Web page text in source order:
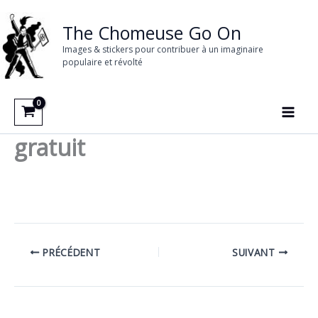
au
contenu
The Chomeuse Go On
Images & stickers pour contribuer à un imaginaire
populaire et révolté
gratuit
PRÉCÉDENT SUIVANT